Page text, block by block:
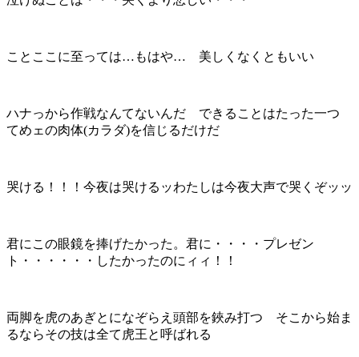
ことここに至っては…もはや… 美しくなくともいい
ハナっから作戦なんてないんだ できることはたった一つ
てめェの肉体(カラダ)を信じるだけだ
哭ける！！！今夜は哭けるッわたしは今夜大声で哭くぞッッ
君にこの眼鏡を捧げたかった。君に・・・・プレゼン
ト・・・・・・したかったのにィィ！！
両脚を虎のあぎとになぞらえ頭部を鋏み打つ そこから始ま
るならその技は全て虎王と呼ばれる